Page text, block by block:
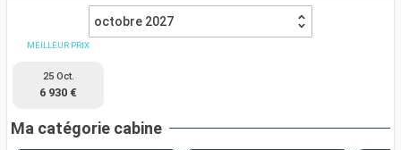
octobre 2027
MEILLEUR PRIX
25 Oct.
6 930 €
Ma catégorie cabine
Rechercher